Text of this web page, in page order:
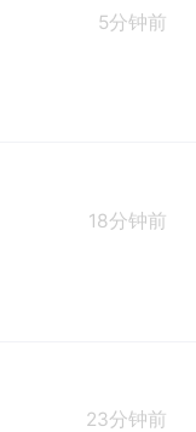
5分钟前
18分钟前
23分钟前